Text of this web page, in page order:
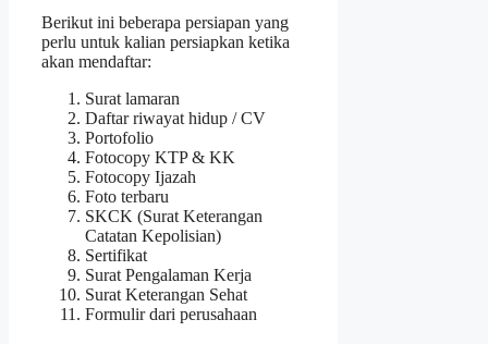
Berikut ini beberapa persiapan yang
perlu untuk kalian persiapkan ketika
akan mendaftar:
Surat lamaran
Daftar riwayat hidup / CV
Portofolio
Fotocopy KTP & KK
Fotocopy Ijazah
Foto terbaru
SKCK (Surat Keterangan
Catatan Kepolisian)
Sertifikat
Surat Pengalaman Kerja
Surat Keterangan Sehat
Formulir dari perusahaan